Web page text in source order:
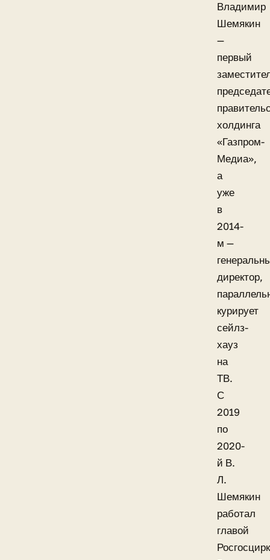
Владимир
Шемякин
—
первый
холдинга
«Газпром-
Медиа»,
а
уже
в
2014-
м —
директор,
курирует
сейлз-
хауз
на
ТВ.
С
2019
по
2020-
й В.
Л.
Шемякин
работал
главой